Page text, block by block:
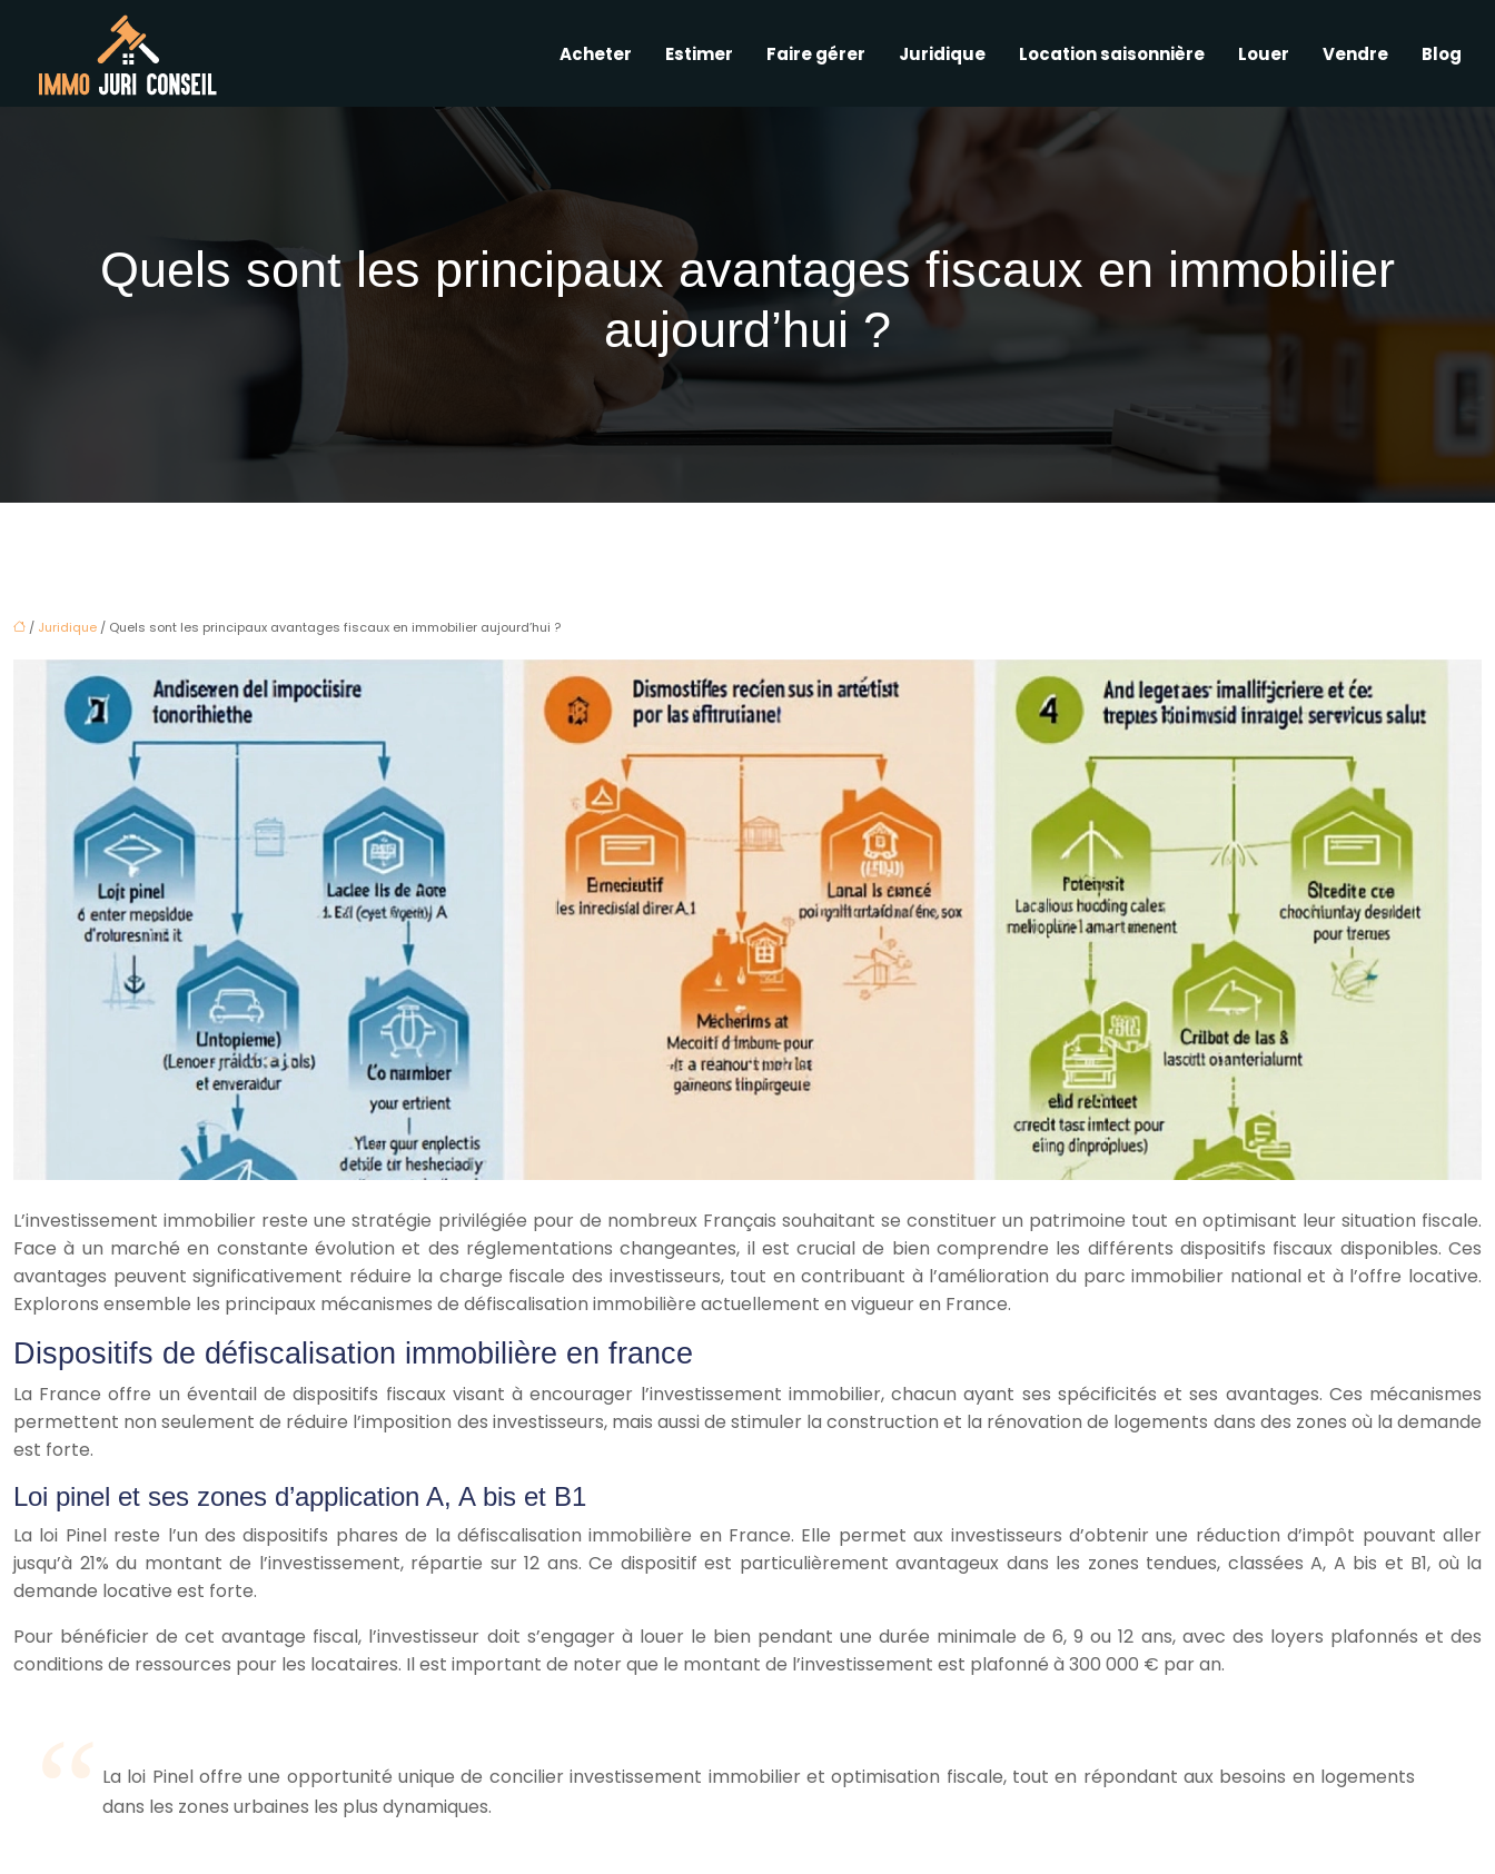
Acheter Estimer Faire gérer Juridique Location saisonnière Louer Vendre Blog
Quels sont les principaux avantages fiscaux en immobilier
aujourd’hui ?
/ Juridique / Quels sont les principaux avantages fiscaux en immobilier aujourd’hui ?
L’investissement immobilier reste une stratégie privilégiée pour de nombreux Français souhaitant se constituer un patrimoine tout en optimisant leur situation fiscale.
Face à un marché en constante évolution et des réglementations changeantes, il est crucial de bien comprendre les différents dispositifs fiscaux disponibles. Ces
avantages peuvent significativement réduire la charge fiscale des investisseurs, tout en contribuant à l’amélioration du parc immobilier national et à l’offre locative.
Explorons ensemble les principaux mécanismes de défiscalisation immobilière actuellement en vigueur en France.
Dispositifs de défiscalisation immobilière en france
La France offre un éventail de dispositifs fiscaux visant à encourager l’investissement immobilier, chacun ayant ses spécificités et ses avantages. Ces mécanismes
permettent non seulement de réduire l’imposition des investisseurs, mais aussi de stimuler la construction et la rénovation de logements dans des zones où la demande
est forte.
Loi pinel et ses zones d’application A, A bis et B1
La loi Pinel reste l’un des dispositifs phares de la défiscalisation immobilière en France. Elle permet aux investisseurs d’obtenir une réduction d’impôt pouvant aller
jusqu’à 21% du montant de l’investissement, répartie sur 12 ans. Ce dispositif est particulièrement avantageux dans les zones tendues, classées A, A bis et B1, où la
demande locative est forte.
Pour bénéficier de cet avantage fiscal, l’investisseur doit s’engager à louer le bien pendant une durée minimale de 6, 9 ou 12 ans, avec des loyers plafonnés et des
conditions de ressources pour les locataires. Il est important de noter que le montant de l’investissement est plafonné à 300 000 € par an.
La loi Pinel offre une opportunité unique de concilier investissement immobilier et optimisation fiscale, tout en répondant aux besoins en logements
dans les zones urbaines les plus dynamiques.